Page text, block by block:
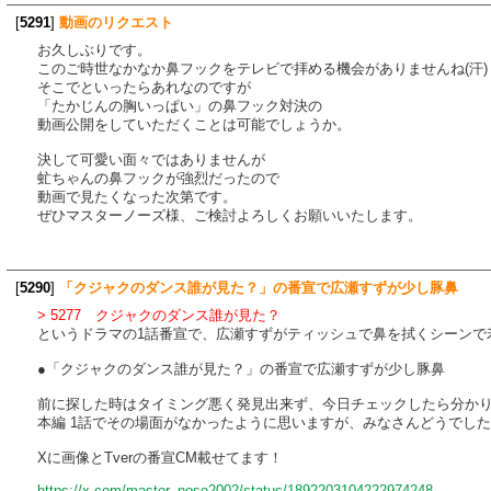
[5291] 動画のリクエスト
お久しぶりです。
このご時世なかなか鼻フックをテレビで拝める機会がありませんね(汗)
そこでといったらあれなのですが
「たかじんの胸いっぱい」の鼻フック対決の
動画公開をしていただくことは可能でしょうか。
決して可愛い面々ではありませんが
虻ちゃんの鼻フックが強烈だったので
動画で見たくなった次第です。
ぜひマスターノーズ様、ご検討よろしくお願いいたします。
[5290]
「クジャクのダンス誰が見た？」の番宣で広瀬すずが少し豚鼻
> 5277 クジャクのダンス誰が見た？
というドラマの1話番宣で、広瀬すずがティッシュで鼻を拭くシーンで
●「クジャクのダンス誰が見た？」の番宣で広瀬すずが少し豚鼻
前に探した時はタイミング悪く発見出来ず、今日チェックしたら分か
本編 1話でその場面がなかったように思いますが、みなさんどうでした
Xに画像とTverの番宣CM載せてます！